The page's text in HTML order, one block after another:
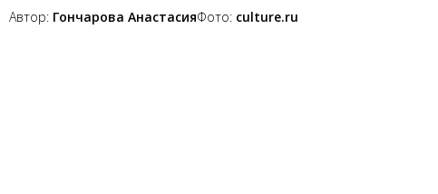
Автор: Гончарова АнастасияФото: culture.ru